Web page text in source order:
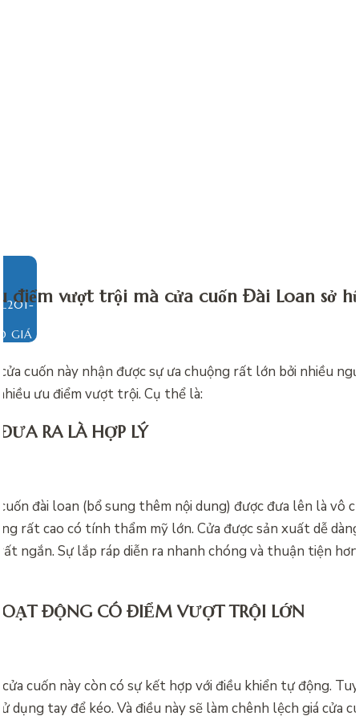
GIÁ
điểm vượt trội mà cửa cuốn Đài Loan sở
cuốn này nhận được sự ưa chuộng rất lớn bởi nhiều
ưu điểm vượt trội. Cụ thể là:
RA LÀ HỢP LÝ
đài loan (bổ sung thêm nội dung) được đưa lên là vô
rất cao có tính thẩm mỹ lớn. Cửa được sản xuất dễ
ngắn. Sự lắp ráp diễn ra nhanh chóng và thuận tiện
ĐỘNG CÓ ĐIỂM VƯỢT TRỘI LỚN
cuốn này còn có sự kết hợp với điều khiển tự động.
dụng tay để kéo. Và điều này sẽ làm chênh lệch giá cửa